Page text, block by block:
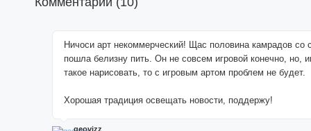
Ничоси арт некоммерческий! Щас половина камрадов со
пошла белизну пить. Он не совсем игровой конечно, но,
такое нарисовать, то с игровым артом проблем не будет.
Хорошая традиция освещать новости, поддержу!
geovizz